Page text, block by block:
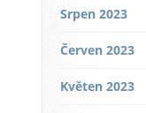
Srpen 2023
Červen 2023
Květen 2023